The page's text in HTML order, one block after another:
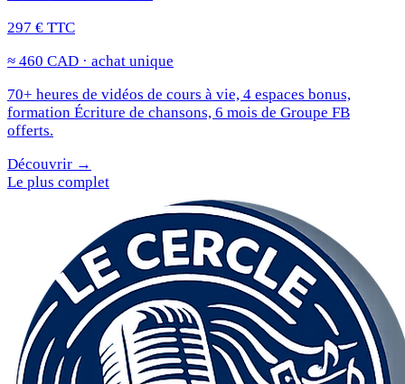
297 € TTC
≈ 460 CAD · achat unique
70+ heures de vidéos de cours à vie, 4 espaces bonus,
formation Écriture de chansons, 6 mois de Groupe FB
offerts.
Découvrir →
Le plus complet